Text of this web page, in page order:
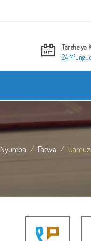
Tarehe ya
24
Nyumba Fatwa